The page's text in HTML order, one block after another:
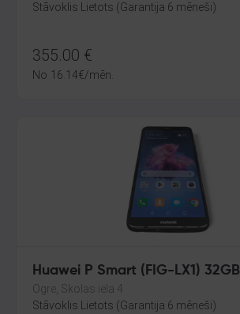
Stāvoklis Lietots (Garantija 6 mēneši)
355.00 €
No 16.14€/mēn.
Huawei P Smart (FIG-LX1) 32GB
Ogre, Skolas iela 4
Stāvoklis Lietots (Garantija 6 mēneši)